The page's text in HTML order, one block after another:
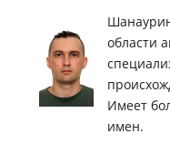
области
Имеет
имен.